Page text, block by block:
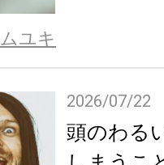
ユキ
2026/07/22
頭のわる